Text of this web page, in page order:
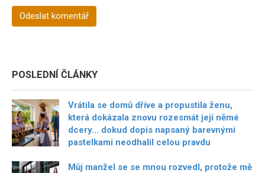
POSLEDNÍ ČLÁNKY
Vrátila se domů dříve a propustila ženu,
která dokázala znovu rozesmát její němé
dcery… dokud dopis napsaný barevnými
pastelkami neodhalil celou pravdu
Můj manžel se se mnou rozvedl, protože mě